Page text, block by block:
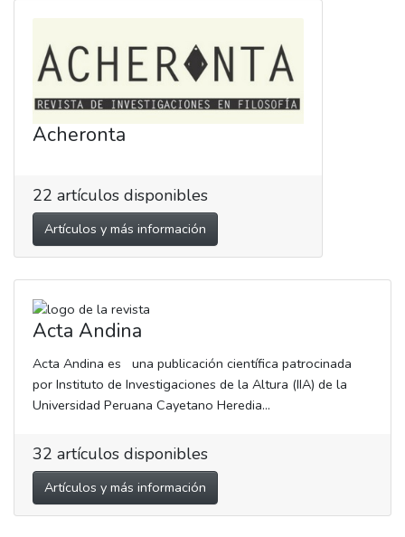
Acheronta
22 artículos disponibles
Artículos y más información
Acta Andina
Acta Andina es una publicación científica patrocinada
por Instituto de Investigaciones de la Altura (IIA) de la
Universidad Peruana Cayetano Heredia...
32 artículos disponibles
Artículos y más información